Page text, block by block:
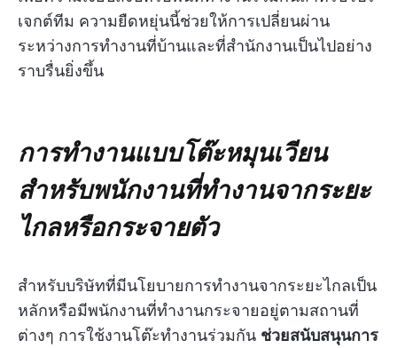
เจกต์ทีม ความยืดหยุ่นนี้ช่วยให้การเปลี่ยนผ่าน
ระหว่างการทำงานที่บ้านและที่สำนักงานเป็นไปอย่าง
ราบรื่นยิ่งขึ้น
การทำงานแบบโต๊ะหมุนเวียน
สำหรับพนักงานที่ทำงานจากระยะ
ไกลหรือกระจายตัว
สำหรับบริษัทที่มีนโยบายการทำงานจากระยะไกลเป็น
หลักหรือมีพนักงานที่ทำงานกระจายอยู่ตามสถานที่
ต่างๆ การใช้งานโต๊ะทำงานร่วมกัน ช่วยสนับสนุนการ